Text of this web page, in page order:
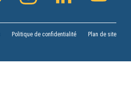
Politique de confidentialité Plan de site